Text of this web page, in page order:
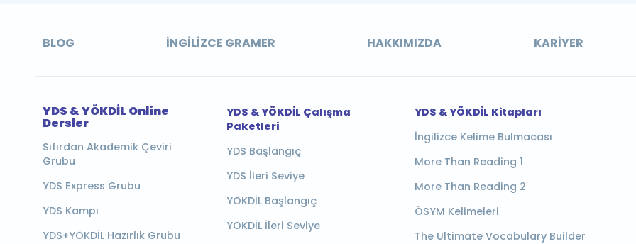
BLOG İNGILIZCE GRAMER HAKKIMIZDA KARIYER
YDS & YÖKDİL Online
Dersler
Sıfırdan Akademik Çeviri
Grubu
YDS Express Grubu
YDS Kampı
YDS+YÖKDİL Hazırlık Grubu
YDS & YÖKDİL Çalışma
Paketleri
YDS Başlangıç
YDS İleri Seviye
YÖKDİL Başlangıç
YÖKDİL İleri Seviye
YDS & YÖKDİL Kitapları
İngilizce Kelime Bulmacası
More Than Reading 1
More Than Reading 2
ÖSYM Kelimeleri
The Ultimate Vocabulary Builder